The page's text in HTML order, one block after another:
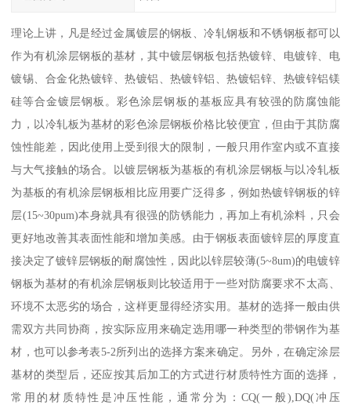
理论上讲，凡是经过金属镀层的钢板、冷轧钢板和不锈钢板都可以
作为有机涂层钢板的基材，其中镀层钢板包括热镀锌、电镀锌、电
镀锡、合金化热镀锌、热镀铝、热镀锌铝、热镀铝锌、热镀锌铝镁
硅等合金镀层钢板。彩色涂层钢板的基板应具有较强的防腐蚀能
力，以冷轧板为基材的彩色涂层钢板价格比较便宜，但由于其防腐
蚀性能差，因此使用上受到很大的限制，一般只用作室内或不直接
与大气接触的场合。以镀层钢板为基板的有机涂层钢板与以冷轧板
为基板的有机涂层钢板相比应用要广泛得多，例如热镀锌钢板的锌
层(15~30pum)本身就具有很强的防锈能力，再加上有机涂料，只会
更好地改善其表面性能和增加美感。由于钢板表面镀锌层的厚度直
接决定了镀锌层钢板的耐腐蚀性，因此以锌层较薄(5~8um)的电镀锌
钢板为基材的有机涂层钢板则比较适用于一些对防腐要求不太高、
环境不太恶劣的场合，这样更显得经济实用。基材的选择一般由供
需双方共同协商，按实际应用来确定选用哪一种类型的带钢作为基
材，也可以参考表5-2所列出的选择方案来确定。另外，在确定涂层
基材的类型后，还应按其后加工的方式进行材质特性方面的选择，
常用的材质特性是冲压性能，通常分为：CQ(一般),DQ(冲压